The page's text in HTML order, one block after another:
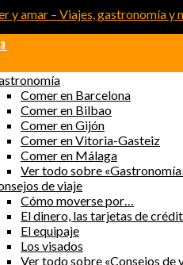
Comer en Barcelona
Comer en Bilbao
Comer en Gijón
Comer en Vitoria-Gasteiz
Comer en Málaga
Ver todo sobre
de viaje
Cómo moverse por…
El dinero, las tarjetas de
El equipaje
Los visados
Ver todo sobre «Consejos de